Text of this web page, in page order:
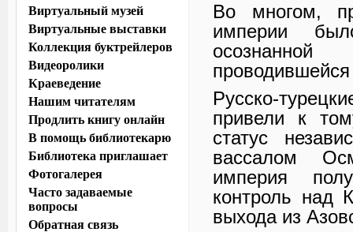
Во многом,
империи
Русско-
привели к
статус
вассалом
империя
контроль над
выхода из
Виртуальный музей
Виртуальные выставки
Коллекция буктрейлеров
Видеоролики
Краеведение
Нашим читателям
Продлить книгу онлайн
В помощь библиотекарю
Библиотека приглашает
Фотогалерея
Часто задаваемые
вопросы
Обратная связь